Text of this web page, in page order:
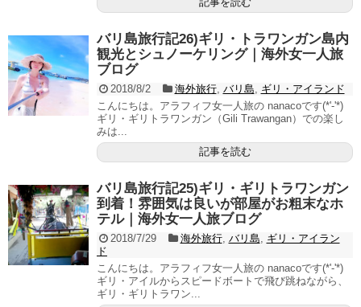
バリ島旅行記26)ギリ・トラワンガン島内
観光とシュノーケリング｜海外女一人旅
ブログ
2018/8/2 海外旅行, バリ島, ギリ・アイランド
こんにちは。アラフィフ女一人旅の nanacoです(*'-'*)
ギリ・ギリトラワンガン（Gili Trawangan）での楽し
みは...
記事を読む
バリ島旅行記25)ギリ・ギリトラワンガン
到着！雰囲気は良いが部屋がお粗末なホ
テル｜海外女一人旅ブログ
2018/7/29 海外旅行, バリ島, ギリ・アイラン
ド
こんにちは。アラフィフ女一人旅の nanacoです(*'-'*)
ギリ・アイルからスピードボートで飛び跳ねながら、
ギリ・ギリトラワン...